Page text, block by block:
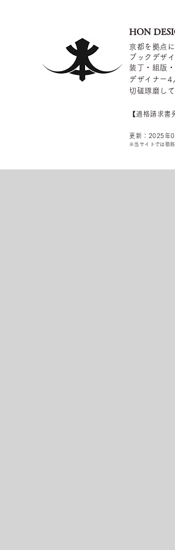
HON
京都を拠点
ブックデザ
装丁・組版
デザイナー4
切磋琢磨し
【適格請求書
更新：2025年
​※当サイトでは敬